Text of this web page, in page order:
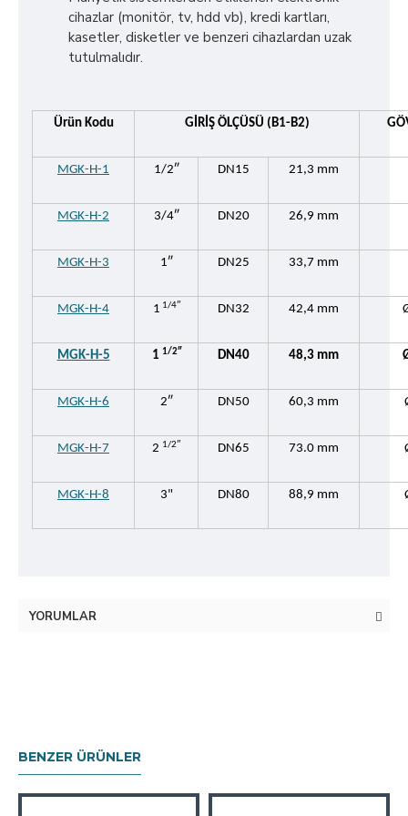
cihazlar (monitör, tv, hdd vb), kredi kartları,
kasetler, disketler ve benzeri cihazlardan uzak
tutulmalıdır.
Ürün Kodu GİRİŞ ÖLÇÜSÜ (B1-B2)
MGK-H-1 1/2″ DN15 21,3 mm
MGK-H-2 3/4″ DN20 26,9 mm
MGK-H-3 1″ DN25 33,7 mm
MGK-H-4 1 1/4″ DN32 42,4 mm
MGK-H-5 1 1/2″ DN40 48,3 mm
MGK-H-6 2″ DN50 60,3 mm
MGK-H-7 2 1/2″ DN65 73.0 mm
MGK-H-8 3" DN80 88,9 mm
YORUMLAR
BENZER ÜRÜNLER